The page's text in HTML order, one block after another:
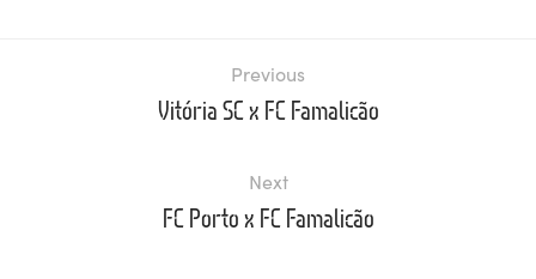
Previous
Vitória SC x FC Famalicão
Next
FC Porto x FC Famalicão